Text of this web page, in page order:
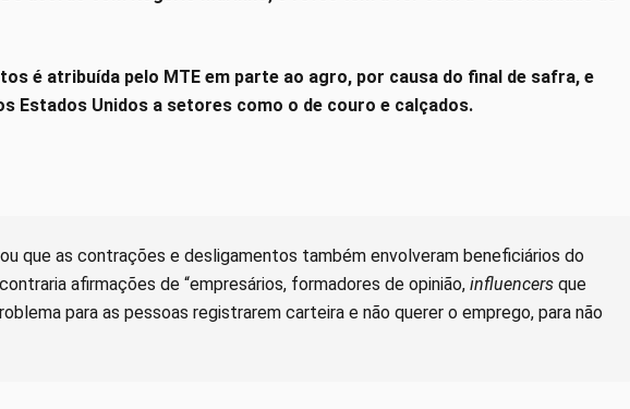
é atribuída pelo MTE em parte ao agro, por causa do final de safra, e
Estados Unidos a setores como o de couro e calçados.
que as contrações e desligamentos também envolveram beneficiários do
afirmações de “empresários, formadores de opinião, influencers que
para as pessoas registrarem carteira e não querer o emprego, para não